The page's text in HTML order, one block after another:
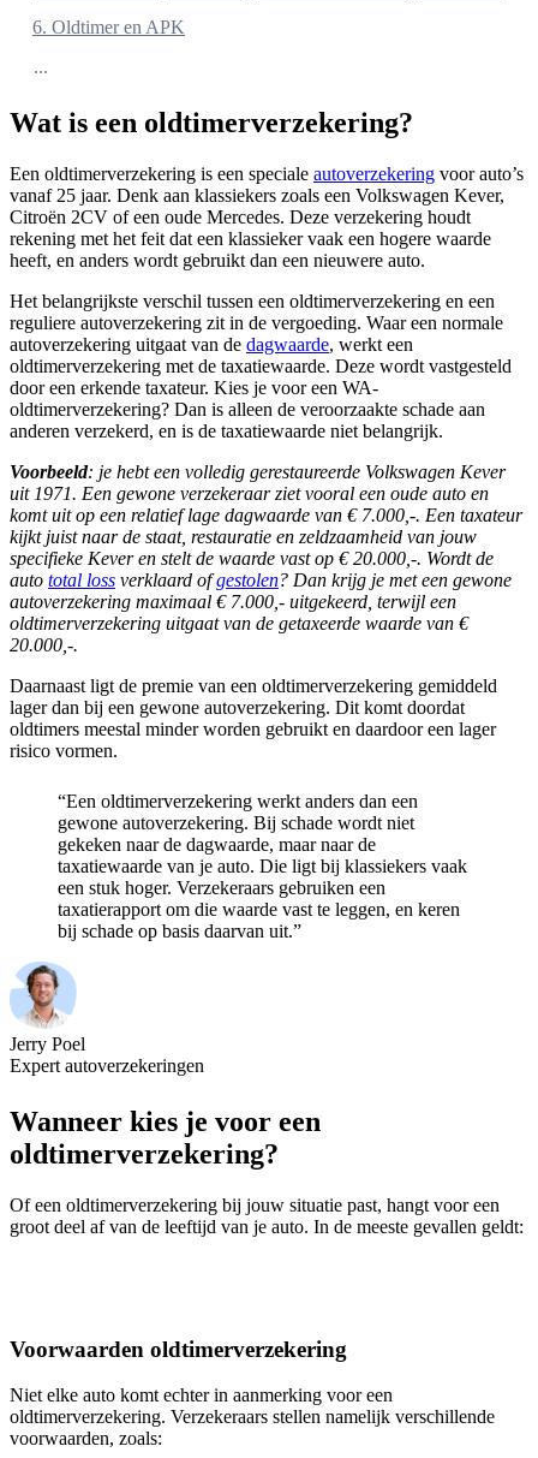
6. Oldtimer en APK
...
Wat is een oldtimerverzekering?
Een oldtimerverzekering is een speciale autoverzekering voor auto’s
vanaf 25 jaar. Denk aan klassiekers zoals een Volkswagen Kever,
Citroën 2CV of een oude Mercedes. Deze verzekering houdt
rekening met het feit dat een klassieker vaak een hogere waarde
heeft, en anders wordt gebruikt dan een nieuwere auto.
Het belangrijkste verschil tussen een oldtimerverzekering en een
reguliere autoverzekering zit in de vergoeding. Waar een normale
autoverzekering uitgaat van de dagwaarde, werkt een
oldtimerverzekering met de taxatiewaarde. Deze wordt vastgesteld
door een erkende taxateur. Kies je voor een WA-
oldtimerverzekering? Dan is alleen de veroorzaakte schade aan
anderen verzekerd, en is de taxatiewaarde niet belangrijk.
Voorbeeld: je hebt een volledig gerestaureerde Volkswagen Kever
uit 1971. Een gewone verzekeraar ziet vooral een oude auto en
komt uit op een relatief lage dagwaarde van € 7.000,-. Een taxateur
kijkt juist naar de staat, restauratie en zeldzaamheid van jouw
specifieke Kever en stelt de waarde vast op € 20.000,-. Wordt de
auto total loss verklaard ofgestolen? Dan krijg je met een gewone
autoverzekering maximaal € 7.000,- uitgekeerd, terwijl een
oldtimerverzekering uitgaat van de getaxeerde waarde van €
20.000,-.
Daarnaast ligt de premie van een oldtimerverzekering gemiddeld
lager dan bij een gewone autoverzekering. Dit komt doordat
oldtimers meestal minder worden gebruikt en daardoor een lager
risico vormen.
“Een oldtimerverzekering werkt anders dan een
gewone autoverzekering. Bij schade wordt niet
gekeken naar de dagwaarde, maar naar de
taxatiewaarde van je auto. Die ligt bij klassiekers vaak
een stuk hoger. Verzekeraars gebruiken een
taxatierapport om die waarde vast te leggen, en keren
bij schade op basis daarvan uit.”
Jerry Poel
Expert autoverzekeringen
Wanneer kies je voor een
oldtimerverzekering?
Of een oldtimerverzekering bij jouw situatie past, hangt voor een
groot deel af van de leeftijd van je auto. In de meeste gevallen geldt:
Voorwaarden oldtimerverzekering
Niet elke auto komt echter in aanmerking voor een
oldtimerverzekering. Verzekeraars stellen namelijk verschillende
voorwaarden, zoals: